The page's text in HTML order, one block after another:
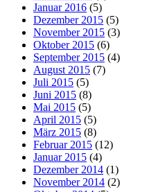
Januar 2016 (5)
Dezember 2015 (5)
November 2015 (3)
Oktober 2015 (6)
September 2015 (4)
August 2015 (7)
Juli 2015 (5)
Juni 2015 (8)
Mai 2015 (5)
April 2015 (5)
März 2015 (8)
Februar 2015 (12)
Januar 2015 (4)
Dezember 2014 (1)
November 2014 (2)